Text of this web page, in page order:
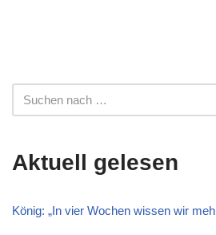
Aktuell gelesen
König: „In vier Wochen wissen wir